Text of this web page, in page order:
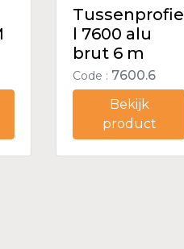
Tussenprofie
l 7600 alu
brut 6 m
Code : 7600.6
Bekijk
product